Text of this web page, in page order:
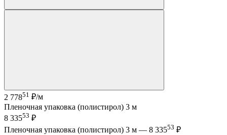
2 77851 ₽/м
Пленочная упаковка (полистирол) 3 м
8 33553 ₽
Пленочная упаковка (полистирол) 3 м — 8 33553 ₽